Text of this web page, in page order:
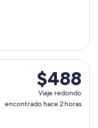
$488
Viaje
redondo,
$488
Viaje redondo
encontrado hace 2 horas
salida el jue,